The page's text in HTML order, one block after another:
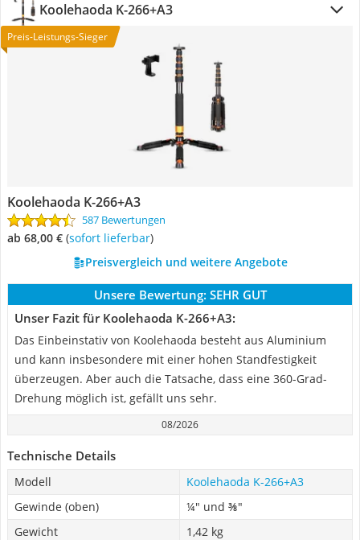
Koolehaoda K-266+A3
Preis-Leistungs-Sieger
Koolehaoda K-266+A3
587 Bewertungen
ab 68,00 € ( Sofort lieferbar)
Preisvergleich und weitere Angebote
Unsere Bewertung: SEHR GUT
Unser Fazit für Koolehaoda K-266+A3:
Das Einbeinstativ von Koolehaoda besteht aus Aluminium
und kann insbesondere mit einer hohen Standfestigkeit
überzeugen. Aber auch die Tatsache, dass eine 360-Grad-
Drehung möglich ist, gefällt uns sehr.
08/2026
Technische Details
Modell
Koolehaoda K-266+A3
Gewinde (oben)
¼" und ⅜"
Gewicht
‎1,42 kg